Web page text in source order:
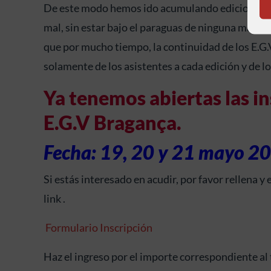
De este modo hemos ido acumulando
mal, sin estar bajo el paraguas de ninguna
que por mucho tiempo, la continuidad de los
solamente de los asistentes a cada edición y de
Ya tenemos abiertas las
E.G.V Bragança.
Fecha: 19, 20 y 21 mayo
Si estás interesado en acudir, por favor rellena
link .
Formulario Inscripción
Haz el ingreso por el importe correspondiente